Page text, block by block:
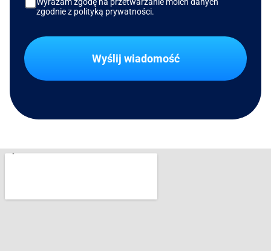
zgodnie z polityką prywatności.
Wyślij wiadomość